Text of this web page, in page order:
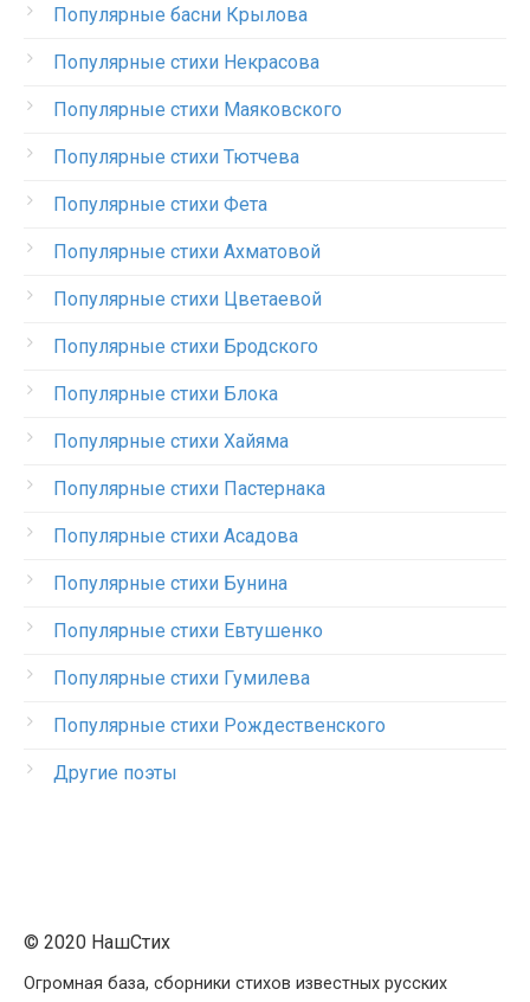
Популярные басни Крылова
Популярные стихи Некрасова
Популярные стихи Маяковского
Популярные стихи Тютчева
Популярные стихи Фета
Популярные стихи Ахматовой
Популярные стихи Цветаевой
Популярные стихи Бродского
Популярные стихи Блока
Популярные стихи Хайяма
Популярные стихи Пастернака
Популярные стихи Асадова
Популярные стихи Бунина
Популярные стихи Евтушенко
Популярные стихи Гумилева
Популярные стихи Рождественского
Другие поэты
© 2020 НашСтих
Огромная база, сборники стихов известных русских